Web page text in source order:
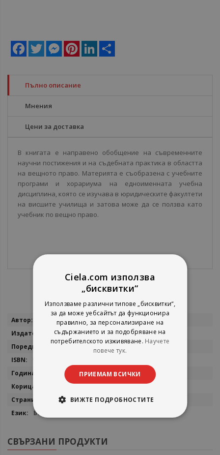
Facebook
Twitter MessengerPinterestLinkedIn
Пълно описание
Мнения
Цени за доставка
В книгата е направено обобщение на съвременните
научни постижения и на съдебната практика в областта
на вещното право. Материята е съобразена с учебните
програми и хорариума на едноименната учебна
дисциплина, която се изучава в юридическите факултети
на висшите училища и затова може да се ползва като
учебник по вещно право.
Повече
Георги Боянов
Авалон
Вещно право
2014
504
Български
СВЪРЗАНИ ПРОДУКТИ
Ciela.com използва
„бисквитки“
Използваме различни типове „бисквитки“,
за да може уебсайтът да функционира
правилно, за персонализиране на
съдържанието и за подобряване на
потребителското изживяване. Научете
повече тук.
ПРИЕМАМ ВСИЧКИ
ВИЖТЕ ПОДРОБНОСТИТЕ